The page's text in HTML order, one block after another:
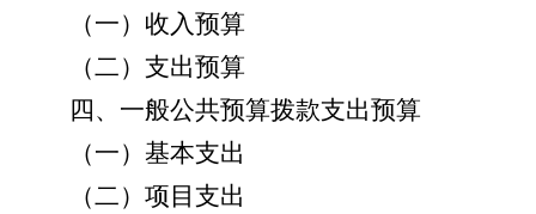
（一）收入预算
（二）支出预算
四、一般公共预算拨款支出预算
（一）基本支出
（二）项目支出